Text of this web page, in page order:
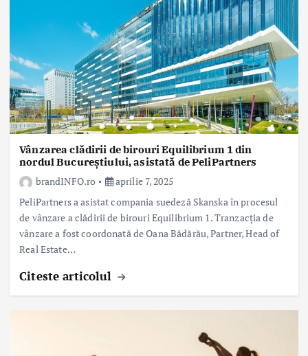
Vânzarea clădirii de birouri Equilibrium 1 din
nordul Bucureștiului, asistată de PeliPartners
brandINFO.ro
aprilie 7, 2025
PeliPartners a asistat compania suedeză Skanska în procesul
de vânzare a clădirii de birouri Equilibrium 1. Tranzacția de
vânzare a fost coordonată de Oana Bădărău, Partner, Head of
Real Estate…
Citeste articolul